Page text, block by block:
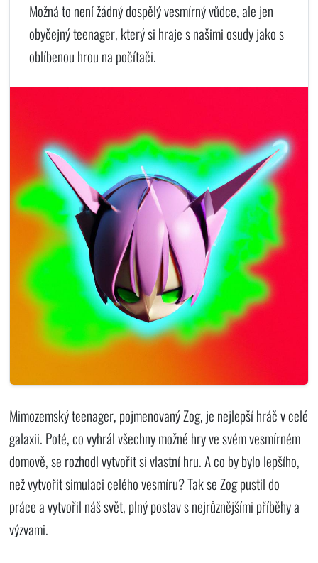
Možná to není žádný dospělý vesmírný vůdce, ale jen
obyčejný teenager, který si hraje s našimi osudy jako s
oblíbenou hrou na počítači.
Mimozemský teenager, pojmenovaný Zog, je nejlepší hráč v celé
galaxii. Poté, co vyhrál všechny možné hry ve svém vesmírném
domově, se rozhodl vytvořit si vlastní hru. A co by bylo lepšího,
než vytvořit simulaci celého vesmíru? Tak se Zog pustil do
práce a vytvořil náš svět, plný postav s nejrůznějšími příběhy a
výzvami.